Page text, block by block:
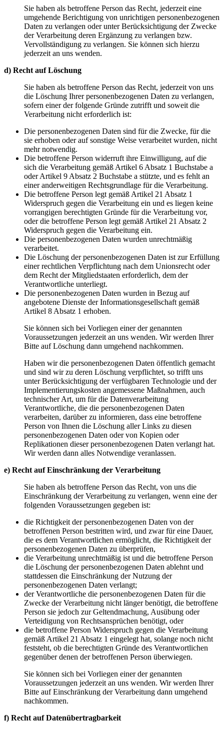
Sie haben als betroffene Person das Recht, jederzeit eine
umgehende Berichtigung von unrichtigen personenbezogenen
Daten zu verlangen oder unter Berücksichtigung der Zwecke
der Verarbeitung deren Ergänzung zu verlangen bzw.
Vervollständigung zu verlangen. Sie können sich hierzu
jederzeit an uns wenden.
d) Recht auf Löschung
Sie haben als betroffene Person das Recht, jederzeit von uns
die Löschung Ihrer personenbezogenen Daten zu verlangen,
sofern einer der folgende Gründe zutrifft und soweit die
Verarbeitung nicht erforderlich ist:
Die personenbezogenen Daten sind für die Zwecke, für die
sie erhoben oder auf sonstige Weise verarbeitet wurden, nicht
mehr notwendig.
Die betroffene Person widerruft ihre Einwilligung, auf die
sich die Verarbeitung gemäß Artikel 6 Absatz 1 Buchstabe a
oder Artikel 9 Absatz 2 Buchstabe a stützte, und es fehlt an
einer anderweitigen Rechtsgrundlage für die Verarbeitung.
Die betroffene Person legt gemäß Artikel 21 Absatz 1
Widerspruch gegen die Verarbeitung ein und es liegen keine
vorrangigen berechtigten Gründe für die Verarbeitung vor,
oder die betroffene Person legt gemäß Artikel 21 Absatz 2
Widerspruch gegen die Verarbeitung ein.
Die personenbezogenen Daten wurden unrechtmäßig
verarbeitet.
Die Löschung der personenbezogenen Daten ist zur Erfüllung
einer rechtlichen Verpflichtung nach dem Unionsrecht oder
dem Recht der Mitgliedstaaten erforderlich, dem der
Verantwortliche unterliegt.
Die personenbezogenen Daten wurden in Bezug auf
angebotene Dienste der Informationsgesellschaft gemäß
Artikel 8 Absatz 1 erhoben.
Sie können sich bei Vorliegen einer der genannten
Voraussetzungen jederzeit an uns wenden. Wir werden Ihrer
Bitte auf Löschung dann umgehend nachkommen.
Haben wir die personenbezogenen Daten öffentlich gemacht
und sind wir zu deren Löschung verpflichtet, so trifft uns
unter Berücksichtigung der verfügbaren Technologie und der
Implementierungskosten angemessene Maßnahmen, auch
technischer Art, um für die Datenverarbeitung
Verantwortliche, die die personenbezogenen Daten
verarbeiten, darüber zu informieren, dass eine betroffene
Person von Ihnen die Löschung aller Links zu diesen
personenbezogenen Daten oder von Kopien oder
Replikationen dieser personenbezogenen Daten verlangt hat.
Wir werden dann alles Notwendige veranlassen.
e) Recht auf Einschränkung der Verarbeitung
Sie haben als betroffene Person das Recht, von uns die
Einschränkung der Verarbeitung zu verlangen, wenn eine der
folgenden Voraussetzungen gegeben ist:
die Richtigkeit der personenbezogenen Daten von der
betroffenen Person bestritten wird, und zwar für eine Dauer,
die es dem Verantwortlichen ermöglicht, die Richtigkeit der
personenbezogenen Daten zu überprüfen,
die Verarbeitung unrechtmäßig ist und die betroffene Person
die Löschung der personenbezogenen Daten ablehnt und
stattdessen die Einschränkung der Nutzung der
personenbezogenen Daten verlangt;
der Verantwortliche die personenbezogenen Daten für die
Zwecke der Verarbeitung nicht länger benötigt, die betroffene
Person sie jedoch zur Geltendmachung, Ausübung oder
Verteidigung von Rechtsansprüchen benötigt, oder
die betroffene Person Widerspruch gegen die Verarbeitung
gemäß Artikel 21 Absatz 1 eingelegt hat, solange noch nicht
feststeht, ob die berechtigten Gründe des Verantwortlichen
gegenüber denen der betroffenen Person überwiegen.
Sie können sich bei Vorliegen einer der genannten
Voraussetzungen jederzeit an uns wenden. Wir werden Ihrer
Bitte auf Einschränkung der Verarbeitung dann umgehend
nachkommen.
f) Recht auf Datenübertragbarkeit